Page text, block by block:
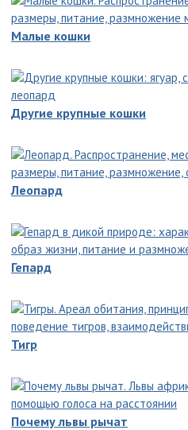
Малые кошки
Другие крупные кошки
Леопард
Гепард
Тигр
Почему львы рычат